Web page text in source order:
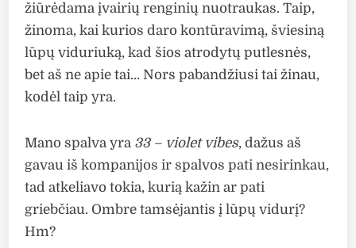
žiūrėdama įvairių renginių nuotraukas. Taip,
žinoma, kai kurios daro kontūravimą, šviesiną
lūpų viduriuką, kad šios atrodytų putlesnės,
bet aš ne apie tai… Nors pabandžiusi tai žinau,
kodėl taip yra.
Mano spalva yra 33 – violet vibes, dažus aš
gavau iš kompanijos ir spalvos pati nesirinkau,
tad atkeliavo tokia, kurią kažin ar pati
griebčiau. Ombre tamsėjantis į lūpų vidurį?
Hm?